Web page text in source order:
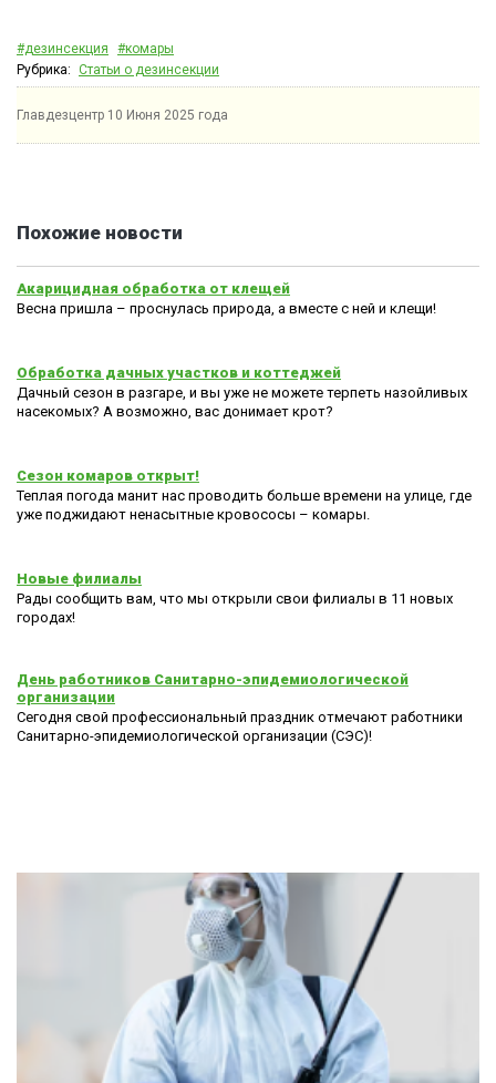
#дезинсекция
#комары
Рубрика: Статьи о дезинсекции
Главдезцентр 10 Июня 2025 года
Похожие новости
Акарицидная обработка от клещей
Весна пришла – проснулась природа, а вместе с ней и клещи!
Обработка дачных участков и коттеджей
Дачный сезон в разгаре, и вы уже не можете терпеть назойливых
насекомых? А возможно, вас донимает крот?
Сезон комаров открыт!
Теплая погода манит нас проводить больше времени на улице, где
уже поджидают ненасытные кровососы – комары.
Новые филиалы
Рады сообщить вам, что мы открыли свои филиалы в 11 новых
городах!
День работников Санитарно-эпидемиологической
организации
Сегодня свой профессиональный праздник отмечают работники
Санитарно-эпидемиологической организации (СЭС)!